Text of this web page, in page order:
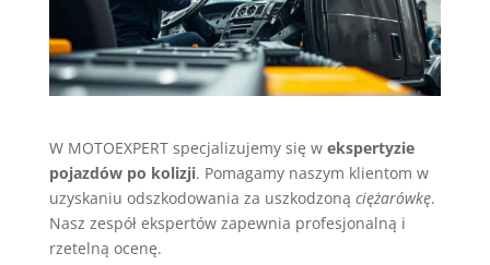
W MOTOEXPERT specjalizujemy się w ekspertyzie
pojazdów po kolizji. Pomagamy naszym klientom w
uzyskaniu odszkodowania za uszkodzoną ciężarówkę.
Nasz zespół ekspertów zapewnia profesjonalną i
rzetelną ocenę.